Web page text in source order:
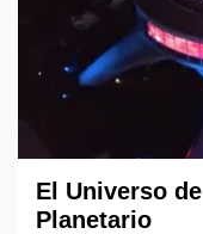
El Universo
Planetario